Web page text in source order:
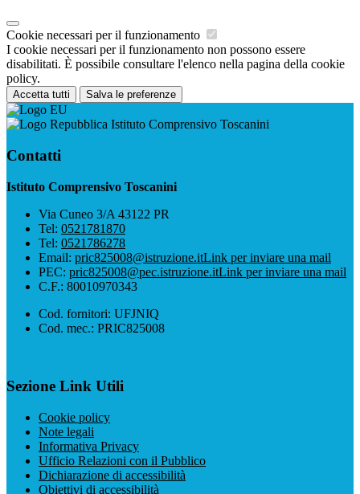
Cookie necessari per il funzionamento
I cookie necessari per il funzionamento non possono essere
disabilitati. È possibile consultare l'elenco nella pagina della cookie
policy.
Accetta tutti Salva le preferenze
Istituto Comprensivo Toscanini
Contatti
Istituto Comprensivo Toscanini
Via Cuneo 3/A 43122 PR
Tel: 0521781870
Tel: 0521786278
Email: pric825008@istruzione.itLink per inviare una mail
PEC: pric825008@pec.istruzione.itLink per inviare una mail
C.F.: 80010970343
Cod. fornitori: UFJNIQ
Cod. mec.: PRIC825008
Sezione Link Utili
Cookie policy
Note legali
Informativa Privacy
Ufficio Relazioni con il Pubblico
Dichiarazione di accessibilità
Obiettivi di accessibilità